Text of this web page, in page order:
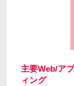
主要Web/ア
ィング